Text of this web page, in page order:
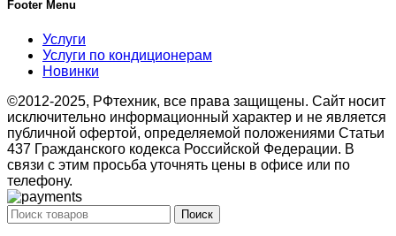
Footer Menu
Услуги
Услуги по кондиционерам
Новинки
©2012-2025, РФтехник, все права защищены. Сайт носит
исключительно информационный характер и не является
публичной офертой, определяемой положениями Статьи
437 Гражданского кодекса Российской Федерации. В
связи с этим просьба уточнять цены в офисе или по
телефону.
Поиск